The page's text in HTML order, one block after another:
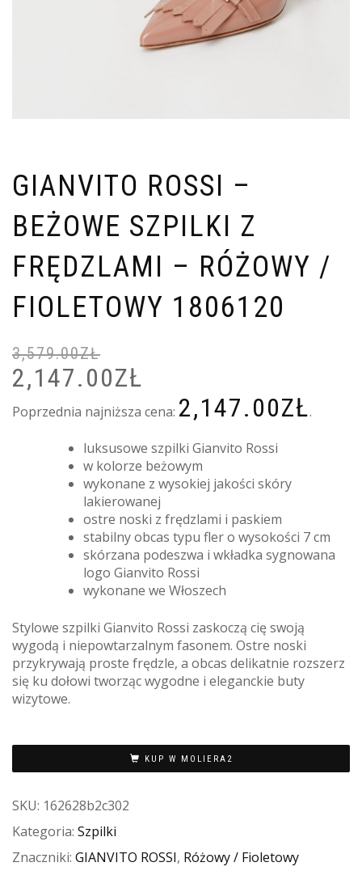
GIANVITO ROSSI –
BEŻOWE SZPILKI Z
FRĘDZLAMI – RÓŻOWY /
FIOLETOWY 1806120
3,579.00ZŁ
PIERWOTNA
CENA
3,579.00ZŁ.
2,147.00ZŁ
Poprzednia najniższa cena: 2,147.00ZŁ.
luksusowe szpilki Gianvito Rossi
w kolorze beżowym
wykonane z wysokiej jakości skóry
lakierowanej
ostre noski z frędzlami i paskiem
stabilny obcas typu fler o wysokości 7 cm
skórzana podeszwa i wkładka sygnowana
logo Gianvito Rossi
wykonane we Włoszech
Stylowe szpilki Gianvito Rossi zaskoczą cię swoją
wygodą i niepowtarzalnym fasonem. Ostre noski
przykrywają proste frędzle, a obcas delikatnie rozszerz
się ku dołowi tworząc wygodne i eleganckie buty
wizytowe.
KUP W MOLIERA2
SKU: 162628b2c302
Kategoria: Szpilki
Znaczniki: GIANVITO ROSSI, Różowy / Fioletowy